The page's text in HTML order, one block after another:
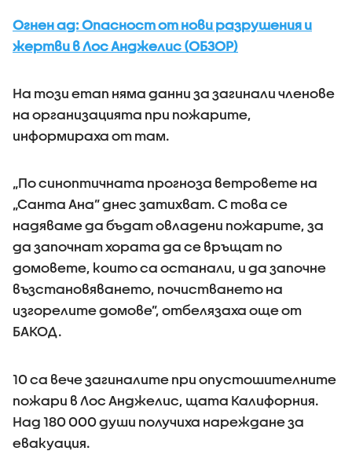
Огнен ад: Опасност от нови разрушения и
жертви в Лос Анджелис (ОБЗОР)
На този етап няма данни за загинали членове
на организацията при пожарите,
информираха от там.
„По синоптичната прогноза ветровете на
„Санта Ана” днес затихват. С това се
надяваме да бъдат овладени пожарите, за
да започнат хората да се връщат по
домовете, които са останали, и да започне
възстановяването, почистването на
изгорелите домове”, отбелязаха още от
БАКОД.
10 са вече загиналите при опустошителните
пожари в Лос Анджелис, щата Калифорния.
Над 180 000 души получиха нареждане за
евакуация.